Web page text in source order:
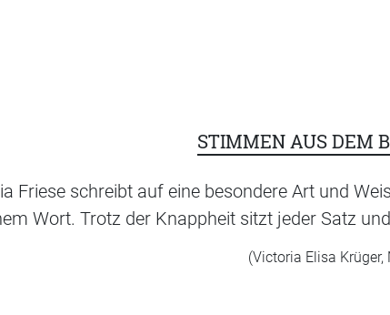
STIMMEN AUS DEM
Friese schreibt auf eine besondere Art und
Wort. Trotz der Knappheit sitzt jeder Satz
(Victoria Elisa Krüger,